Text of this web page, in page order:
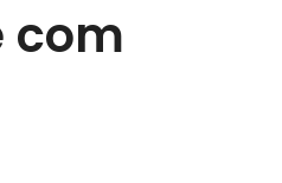
com